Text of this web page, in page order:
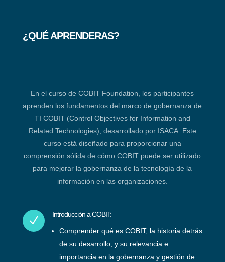
¿QUÉ APRENDERAS?
En el curso de COBIT Foundation, los participantes
aprenden los fundamentos del marco de gobernanza de
TI COBIT (Control Objectives for Information and
Related Technologies), desarrollado por ISACA. Este
curso está diseñado para proporcionar una
comprensión sólida de cómo COBIT puede ser utilizado
para mejorar la gobernanza de la tecnología de la
información en las organizaciones.
N Introducción a COBIT:
Comprender qué es COBIT, la historia detrás
de su desarrollo, y su relevancia e
importancia en la gobernanza y gestión de